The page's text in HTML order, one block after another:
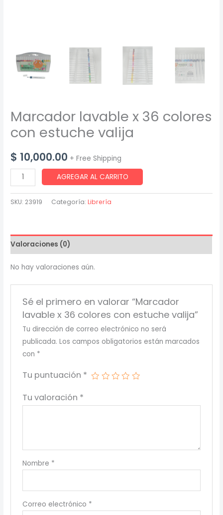
Marcador lavable x 36 colores
con estuche valija
$ 10,000.00 + Free Shipping
Marcador
lavable
x
con
estuche
valija
cantidad
AGREGAR AL CARRITO
SKU: 23919 Categoría:Librería
Valoraciones (0)
No hay valoraciones aún.
Sé el primero en valorar “Marcador
lavable x 36 colores con estuche valija”
Tu dirección de correo electrónico no será
publicada. Los campos obligatorios están marcados
con *
Tu puntuación *
Tu valoración *
Nombre *
Correo electrónico *